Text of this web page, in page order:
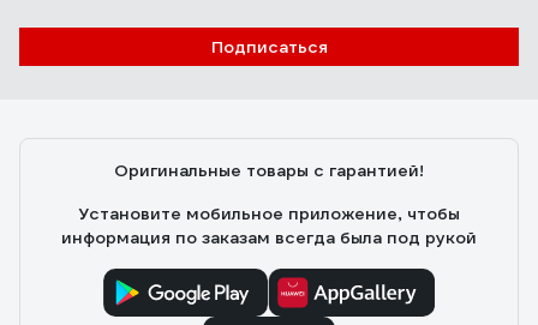
Подписаться
Оригинальные товары с гарантией!
Установите мобильное приложение, чтобы
информация по заказам всегда была под рукой